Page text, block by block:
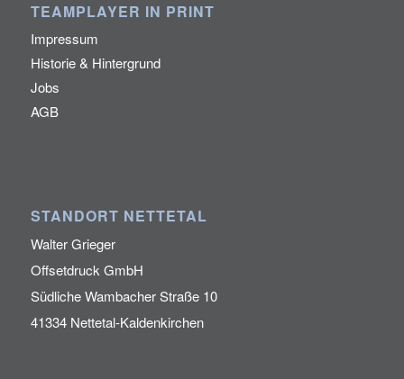
TEAMPLAYER IN PRINT
Impressum
Historie & Hintergrund
Jobs
AGB
STANDORT NETTETAL
Walter Grieger
Offsetdruck GmbH
Südliche Wambacher Straße 10
41334 Nettetal-Kaldenkirchen